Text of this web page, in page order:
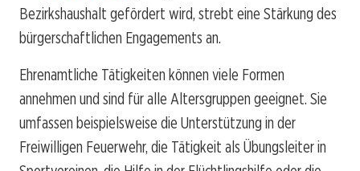
Bezirkshaushalt gefördert wird, strebt eine Stärkung des
bürgerschaftlichen Engagements an.
Ehrenamtliche Tätigkeiten können viele Formen
annehmen und sind für alle Altersgruppen geeignet. Sie
umfassen beispielsweise die Unterstützung in der
Freiwilligen Feuerwehr, die Tätigkeit als Übungsleiter in